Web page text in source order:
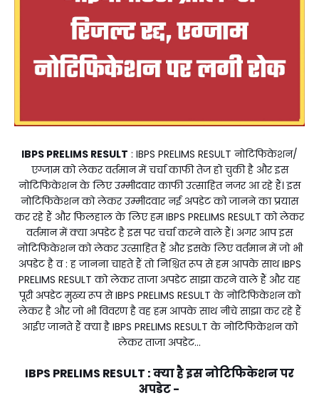
IBPS PRELIMS RESULT : IBPS PRELIMS RESULT नोटिफिकेशन/
एग्जाम को लेकर वर्तमान में चर्चा काफी तेज हो चुकी है और इस
नोटिफिकेशन के लिए उम्मीदवार काफी उत्साहित नजर आ रहे हैं। इस
नोटिफिकेशन को लेकर उम्मीदवार नई अपडेट को जानने का प्रयास
कर रहे हैं और फिलहाल के लिए हम IBPS PRELIMS RESULT को लेकर
वर्तमान में क्या अपडेट है इस पर चर्चा करने वाले हैं। अगर आप इस
नोटिफिकेशन को लेकर उत्साहित हैं और इसके लिए वर्तमान में जो भी
अपडेट है व : ह जानना चाहते हैं तो निश्चित रूप से हम आपके साथ IBPS
PRELIMS RESULT को लेकर ताजा अपडेट साझा करने वाले हैं और यह
पूरी अपडेट मुख्य रूप से IBPS PRELIMS RESULT के नोटिफिकेशन को
लेकर है और जो भी विवरण है वह हम आपके साथ नीचे साझा कर रहे हैं
आईए जानते हैं क्या है IBPS PRELIMS RESULT के नोटिफिकेशन को
लेकर ताजा अपडेट...
IBPS PRELIMS RESULT : क्या है इस नोटिफिकेशन पर
अपडेट -